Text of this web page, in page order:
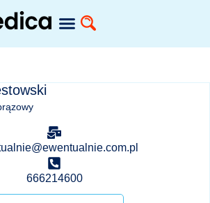
666214600